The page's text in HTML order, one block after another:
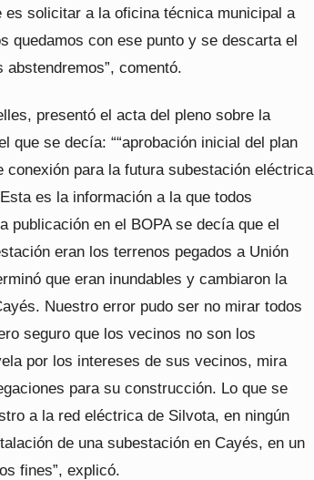
solicitar a la oficina técnica municipal a
quedamos con ese punto y se descarta el
comentó.
presentó el acta del pleno sobre la
que se decía: ““aprobación inicial del plan
para la futura subestación eléctrica
es la información a la que todos
publicación en el BOPA se decía que el
eran los terrenos pegados a Unión
que eran inundables y cambiaron la
Nuestro error pudo ser no mirar todos
seguro que los vecinos no son los
por los intereses de sus vecinos, mira
para su construcción. Lo que se
a la red eléctrica de Silvota, en ningún
de una subestación en Cayés, en un
fines”, explicó.